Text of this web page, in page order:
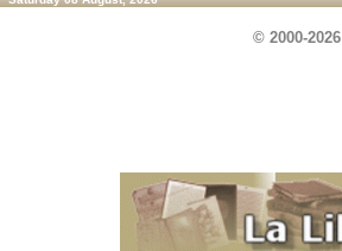
© 2000-2026